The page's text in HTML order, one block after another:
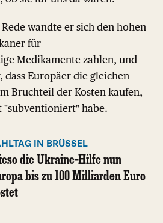
wandte er sich den hohen
für
Medikamente zahlen, und
dass Europäer die gleichen
Bruchteil der Kosten kaufen,
"subventioniert" habe.
IN BRÜSSEL
die Ukraine-Hilfe nun
bis zu 100 Milliarden Euro